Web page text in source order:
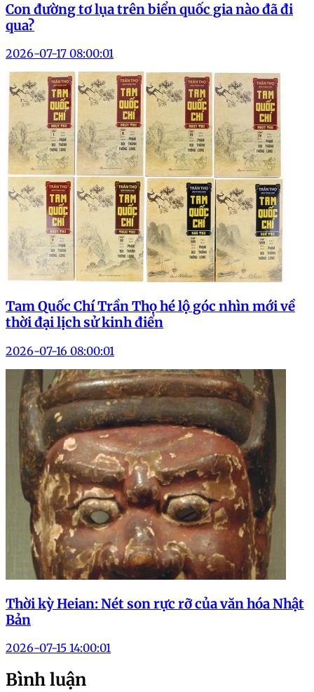
Con đường tơ lụa trên biển quốc gia nào đã đi
qua?
2026-07-17 08:00:01
Tam Quốc Chí Trần Thọ hé lộ góc nhìn mới về
thời đại lịch sử kinh điển
2026-07-16 08:00:01
Thời kỳ Heian: Nét son rực rỡ của văn hóa Nhật
Bản
2026-07-15 14:00:01
Bình luận